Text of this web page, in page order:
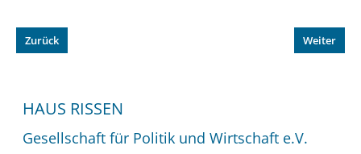
Zurück Weiter
HAUS RISSEN
Gesellschaft für Politik und Wirtschaft e.V.